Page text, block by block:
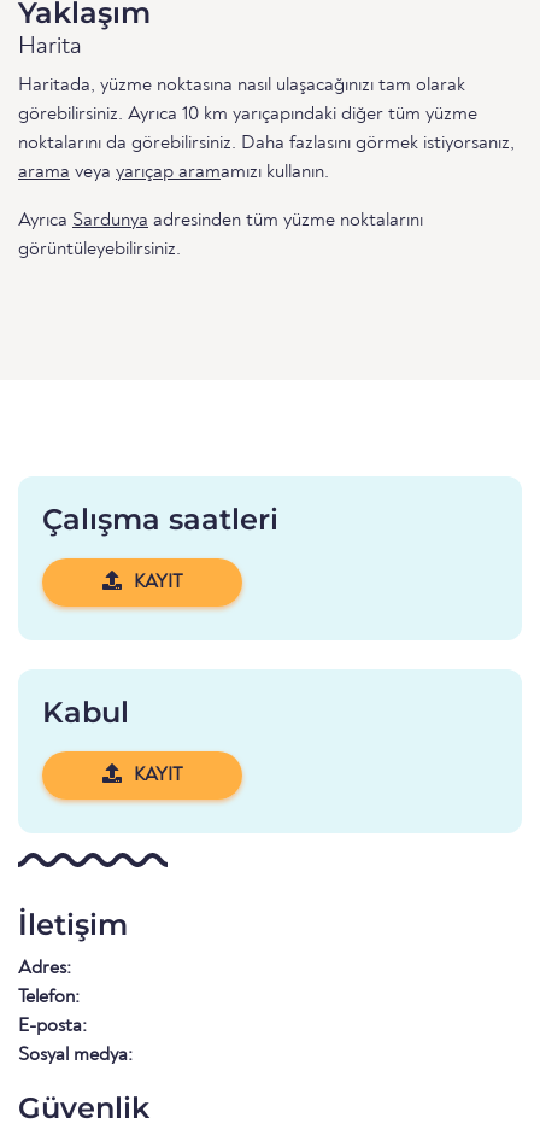
Yaklaşım
Harita
Haritada, yüzme noktasına nasıl ulaşacağınızı tam olarak
görebilirsiniz. Ayrıca 10 km yarıçapındaki diğer tüm yüzme
noktalarını da görebilirsiniz. Daha fazlasını görmek istiyorsanız,
arama veya yarıçap aramamızı kullanın.
Ayrıca Sardunya adresinden tüm yüzme noktalarını
görüntüleyebilirsiniz.
Çalışma saatleri
KAYIT
Kabul
KAYIT
İletişim
Adres:
Telefon:
E-posta:
Sosyal medya:
Güvenlik